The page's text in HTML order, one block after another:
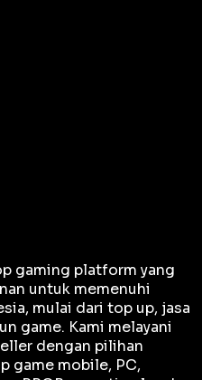
gaming platform yang
untuk memenuhi
mulai dari top up, jasa
game. Kami melayani
dengan pilihan
game mobile, PC,